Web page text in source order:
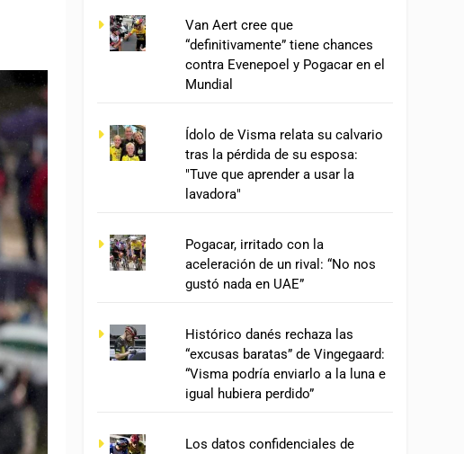
Van Aert cree que
“definitivamente” tiene chances
contra Evenepoel y Pogacar en el
Mundial
Ídolo de Visma relata su calvario
tras la pérdida de su esposa:
"Tuve que aprender a usar la
lavadora"
Pogacar, irritado con la
aceleración de un rival: “No nos
gustó nada en UAE”
Histórico danés rechaza las
“excusas baratas” de Vingegaard:
“Visma podría enviarlo a la luna e
igual hubiera perdido”
Los datos confidenciales de